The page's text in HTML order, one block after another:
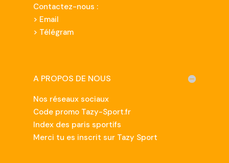
Contactez-nous :
> Email
> Télégram
A PROPOS DE NOUS
Nos réseaux sociaux
Code promo Tazy-Sport.fr
Index des paris sportifs
Merci tu es inscrit sur Tazy Sport